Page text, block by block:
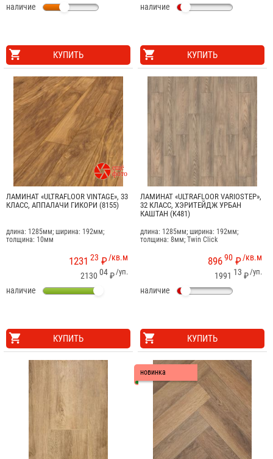
наличие
КУПИТЬ
наличие
КУПИТЬ

ЛАМИНАТ «ULTRAFLOOR VINTAGE», 33
КЛАСС, АППАЛАЧИ ГИКОРИ (8155)
длина: 1285мм; ширина: 192мм;
толщина: 10мм
/кв.м
1231 23 ₽
/уп.
2130 04₽
наличие
КУПИТЬ
ЛАМИНАТ «ULTRAFLOOR VARIOSTEP»,
32 КЛАСС, ХЭРИТЕЙДЖ УРБАН
КАШТАН (K481)
длина: 1285мм; ширина: 192мм;
толщина: 8мм; Twin Click
/кв.м
89690 ₽
/уп.
1991 13 ₽
наличие
КУПИТЬ
новинка